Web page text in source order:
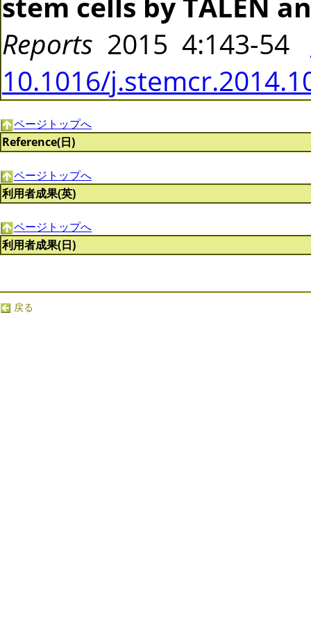
Reports 2015 4:143-54
10.1016/
ページトップへ
Reference(日)
ページトップへ
利用者成果(英)
ページトップへ
利用者成果(日)
戻る